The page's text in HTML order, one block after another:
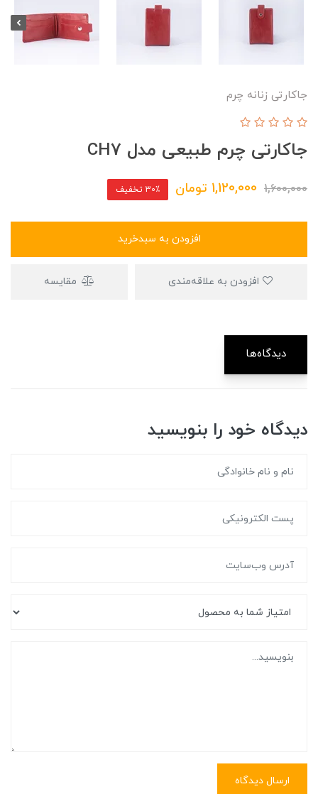
جاکارتی زنانه چرم
جاکارتی چرم طبیعی مدل CH7
1,600,000
1,120,000 تومان 30٪ تخفیف
افزودن به سبدخرید
مقایسه
دیدگاه‌ها
دیدگاه خود را بنویسید
ارسال دیدگاه